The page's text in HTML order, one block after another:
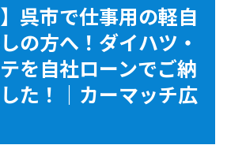
】呉市で仕事用の軽自
の方へ！ダイハツ・
を自社ローンでご納
た！｜カーマッチ広